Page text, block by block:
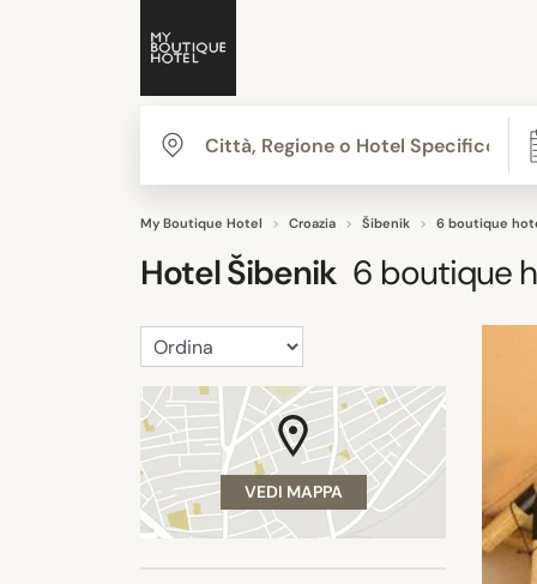
My Boutique Hotel Croazia Šibenik 6 boutique
HotelŠibenik 6 boutique
VEDI MAPPA